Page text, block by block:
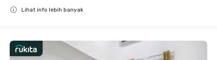
Lihat info lebih banyak